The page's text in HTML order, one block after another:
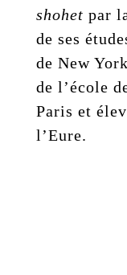
shohet par
de ses
de New
de l’école
Paris et
l’Eure.